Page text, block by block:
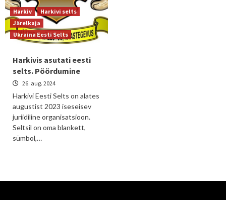
Harkiv
Harkivi selts
Järelkaja
Ukraina Eesti Selts
Harkivis asutati eesti
selts. Pöördumine
26. aug. 2024
Harkivi Eesti Selts on alates
augustist 2023 iseseisev
juriidiline organisatsioon.
Seltsil on oma blankett,
sümbol,…